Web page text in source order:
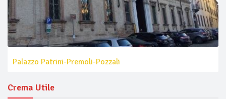
Palazzo Patrini-Premoli-Pozzali
Crema Utile